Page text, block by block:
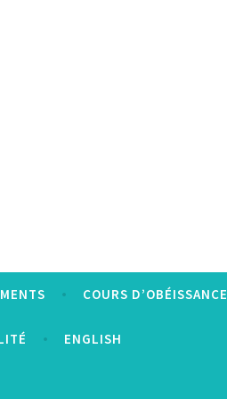
COURS D’OBÉISSANCE
ENGLISH